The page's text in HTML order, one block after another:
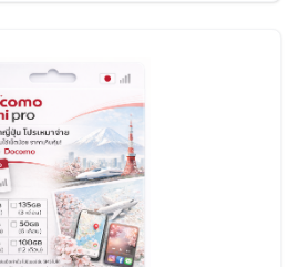
จะลดลงเหลือ 200K จนกว่าลูกค้าจะย้ายพื้นที่ที่มี
ลับมาปกติ 30GB/เดือน